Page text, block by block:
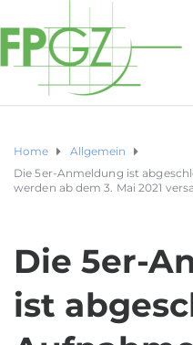
Home
Allgemein
Die 5er-Anmeldung ist
werden ab dem 3. Mai 2021
Die 5er-
ist